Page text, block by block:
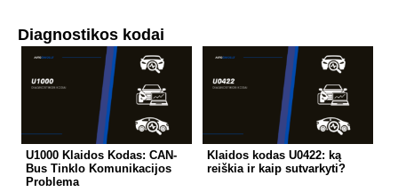
Diagnostikos kodai
U1000 Klaidos Kodas: CAN-
Bus Tinklo Komunikacijos
Problema
Klaidos kodas U0422: ką
reiškia ir kaip sutvarkyti?